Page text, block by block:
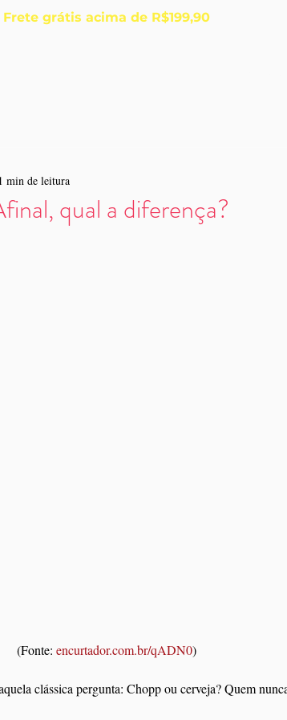
Frete grátis acima de R$199,90
qual a diferença?
min de leitura
(Fonte: encurtador.com.br/qADN0)
clássica pergunta: Chopp ou cerveja? Quem